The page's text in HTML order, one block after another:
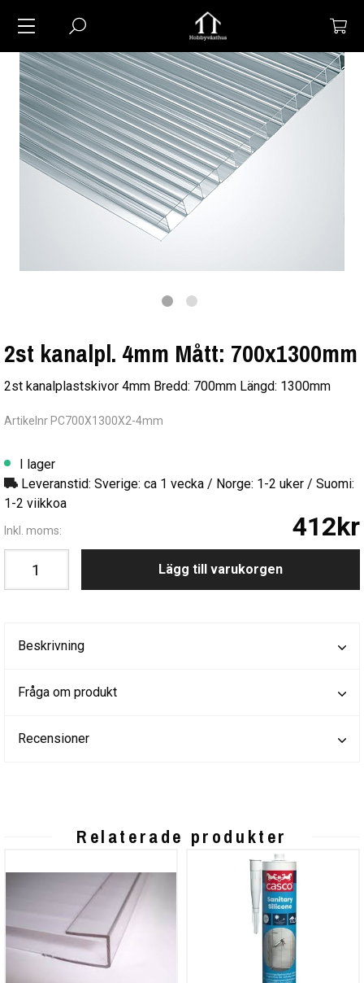
2st kanalpl. 4mm Mått: 700x1300mm
2st kanalplastskivor 4mm Bredd: 700mm Längd: 1300mm
Artikelnr PC700X1300X2-4mm
I lager
Leveranstid: Sverige: ca 1 vecka / Norge: 1-2 uker / Suomi:
1-2 viikkoa
Inkl. moms: 412kr
Lägg till varukorgen
Beskrivning
Fråga om produkt
Recensioner
Relaterade produkter